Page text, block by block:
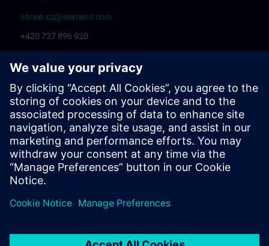
sitrain.cz@siemens.com
+420 727 896 920